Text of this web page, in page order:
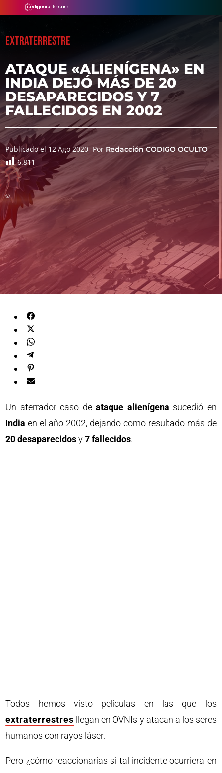
EXTRATERRESTRE
ATAQUE «ALIENÍGENA» EN
INDIA DEJÓ MÁS DE 20
DESAPARECIDOS Y 7
FALLECIDOS EN 2002
Publicado el 12 Ago 2020 Por Redacción CODIGO OCULTO
6.811
©
Un aterrador caso deataque alienígena sucedió en
India en el año 2002, dejando como resultado más de
20 desaparecidosy7 fallecidos.
Todos hemos visto películas en las que los
extraterrestres llegan en OVNIs y atacan a los seres
humanos con rayos láser.
Pero ¿cómo reaccionarías si tal incidente ocurriera en